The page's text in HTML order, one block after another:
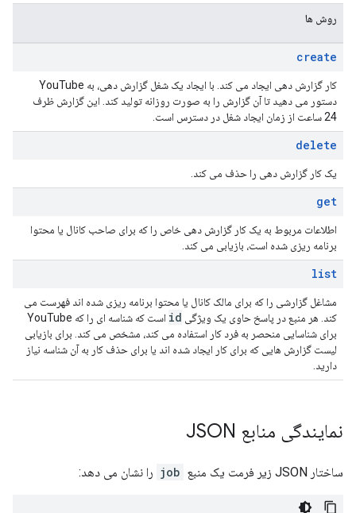
روش ها
create
کار گزارش دهی ایجاد می کند. با ایجاد یک شغل گزارش دهی، به YouTube
دستور می دهید تا آن گزارش را به صورت روزانه تولید کند. این گزارش ظرف
24 ساعت از زمان ایجاد شغل در دسترس است.
delete
یک کار گزارش دهی را حذف می کند.
get
اطلاعات مربوط به یک کار گزارش دهی خاص را که برای صاحب کانال یا محتوا
برنامه ریزی شده است، بازیابی می کند.
list
مشاغل گزارشی را که برای مالک کانال یا محتوا برنامه ریزی شده اند فهرست می
کند. هر منبع در پاسخ حاوی یک ویژگی id
است که شناسه ای را که YouTube
برای شناسایی منحصر به فرد کار استفاده می کند، مشخص می کند. برای بازیابی
لیست گزارش هایی که برای کار ایجاد شده اند یا برای حذف کار به آن شناسه نیاز
دارید.
نمایندگی منابع JSON
ساختار JSON زیر فرمت یک منبع job را نشان می دهد: